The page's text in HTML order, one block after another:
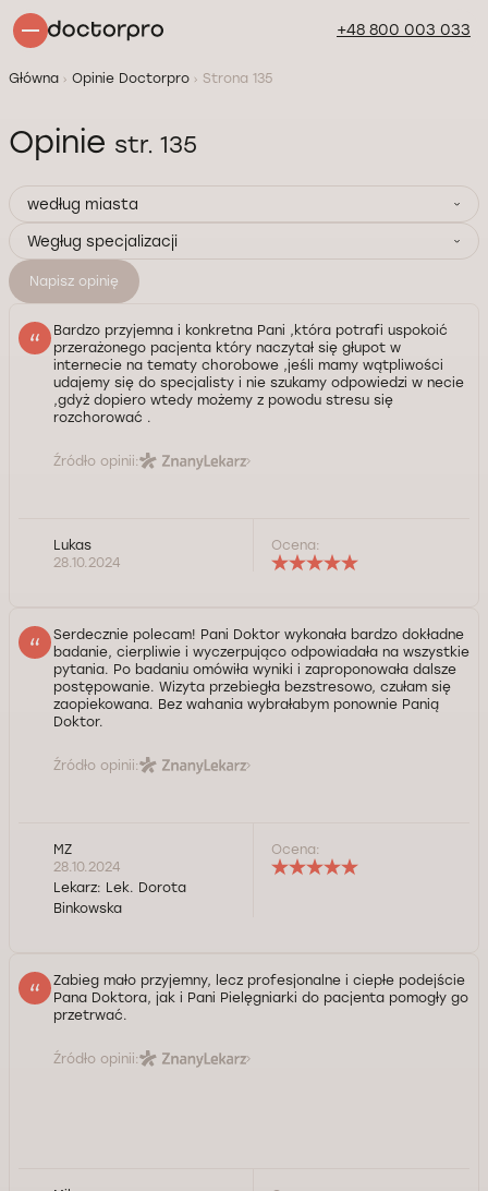
+48 800 003 033
Główna Opinie Doctorpro Strona 135
Opinie str. 135
według miasta
Wegług specjalizacji
Napisz opinię
Bardzo przyjemna i konkretna Pani ,która potrafi uspokoić
przerażonego pacjenta który naczytał się głupot w
internecie na tematy chorobowe ,jeśli mamy wątpliwości
udajemy się do specjalisty i nie szukamy odpowiedzi w necie
,gdyż dopiero wtedy możemy z powodu stresu się
rozchorować .
Źródło opinii:
Lukas
28.10.2024
Ocena:
Serdecznie polecam! Pani Doktor wykonała bardzo dokładne
badanie, cierpliwie i wyczerpująco odpowiadała na wszystkie
pytania. Po badaniu omówiła wyniki i zaproponowała dalsze
postępowanie. Wizyta przebiegła bezstresowo, czułam się
zaopiekowana. Bez wahania wybrałabym ponownie Panią
Doktor.
Źródło opinii:
MZ
28.10.2024
Lekarz: Lek. Dorota
Binkowska
Ocena:
Zabieg mało przyjemny, lecz profesjonalne i ciepłe podejście
Pana Doktora, jak i Pani Pielęgniarki do pacjenta pomogły go
przetrwać.
Źródło opinii: